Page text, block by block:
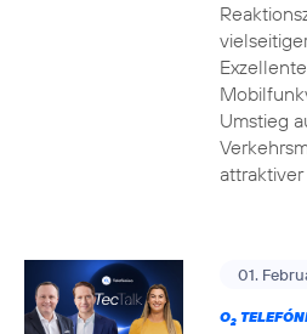
Umstieg
01.
O2